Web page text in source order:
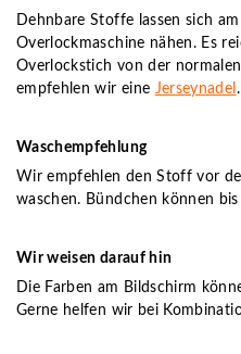
Dehnbare Stoffe lassen sich
Overlockmaschine nähen. Es
Overlockstich von der
empfehlen wir eine Jerseynadel .
Waschempfehlung
Wir empfehlen den Stoff vor
waschen. Bündchen können
Wir weisen darauf hin
Die Farben am Bildschirm
Gerne helfen wir bei